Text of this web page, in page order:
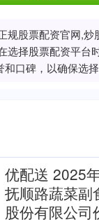
规股票配资官网,炒
选择股票配资平台
口碑，以确保选择
优配送 2025
抚顺路蔬菜副
股份有限公司